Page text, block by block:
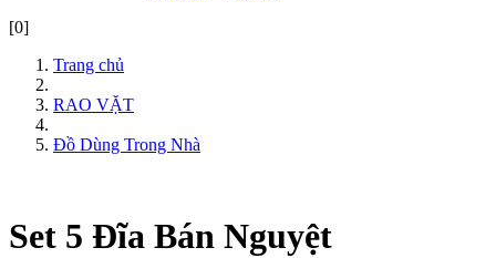
[0]
Trang chủ
RAO VẶT
Đồ Dùng Trong Nhà
Set 5 Đĩa Bán Nguyệt